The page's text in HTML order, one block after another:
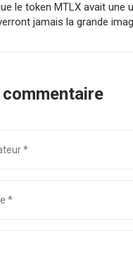
le token MTLX avait une
jamais la grande
commentaire